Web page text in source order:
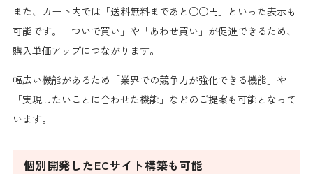
また、カート内では「送料無料まであと○○円」といった表示も
可能です。「ついで買い」や「あわせ買い」が促進できるため、
購入単価アップにつながります。
幅広い機能があるため「業界での競争力が強化できる機能」や
「実現したいことに合わせた機能」などのご提案も可能となって
います。
個別開発したECサイト構築も可能